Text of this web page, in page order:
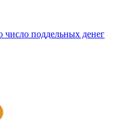
число поддельных денег